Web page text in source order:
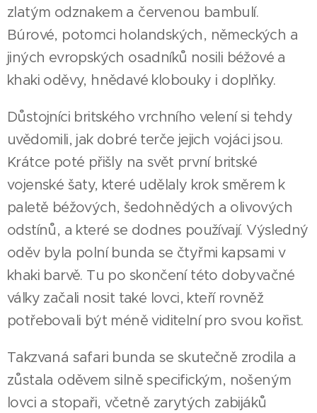
zlatým odznakem a červenou bambulí.
Búrové, potomci holandských, německých a
jiných evropských osadníků nosili béžové a
khaki oděvy, hnědavé klobouky i doplňky.
Důstojníci britského vrchního velení si tehdy
uvědomili, jak dobré terče jejich vojáci jsou.
Krátce poté přišly na svět první britské
vojenské šaty, které udělaly krok směrem k
paletě béžových, šedohnědých a olivových
odstínů, a které se dodnes používají. Výsledný
oděv byla polní bunda se čtyřmi kapsami v
khaki barvě. Tu po skončení této dobyvačné
války začali nosit také lovci, kteří rovněž
potřebovali být méně viditelní pro svou kořist.
Takzvaná safari bunda se skutečně zrodila a
zůstala oděvem silně specifickým, nošeným
lovci a stopaři, včetně zarytých zabijáků